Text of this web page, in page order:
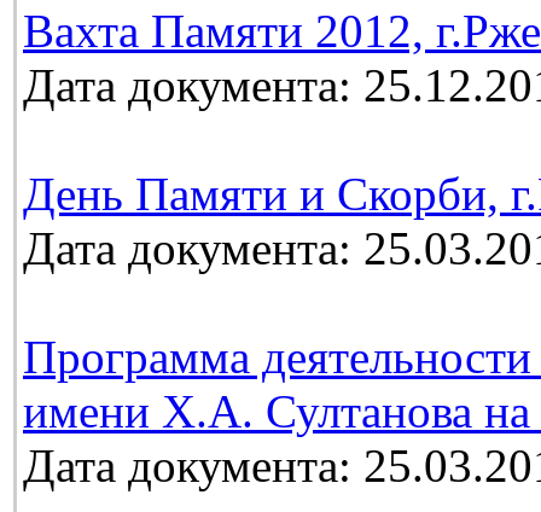
Вахта Памяти 2012,
Дата документа:
День Памяти и Скорби,
Дата документа:
Программа
имени Х.А. Султанова на
Дата документа: